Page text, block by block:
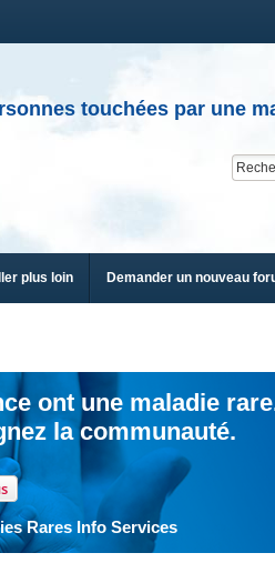
touchées par une
plus loin Demander un nouveau
ont une maladie
la communauté.
Rares Info Services